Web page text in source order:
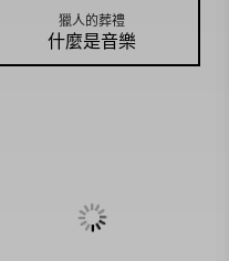
獵人的葬禮
什麼是音樂